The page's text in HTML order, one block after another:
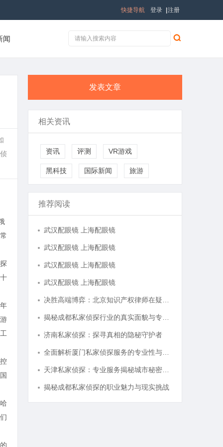
登录 注册
快捷导航
闻
发表文章
相关资讯
资讯 评测 VR游戏
黑科技 国际新闻 旅游
推荐阅读
武汉配眼镜 上海配眼镜
武汉配眼镜 上海配眼镜
武汉配眼镜 上海配眼镜
武汉配眼镜 上海配眼镜
济南私家侦探：探寻真相的隐秘守护者
揭秘成都私家侦探的职业魅力与现实挑战